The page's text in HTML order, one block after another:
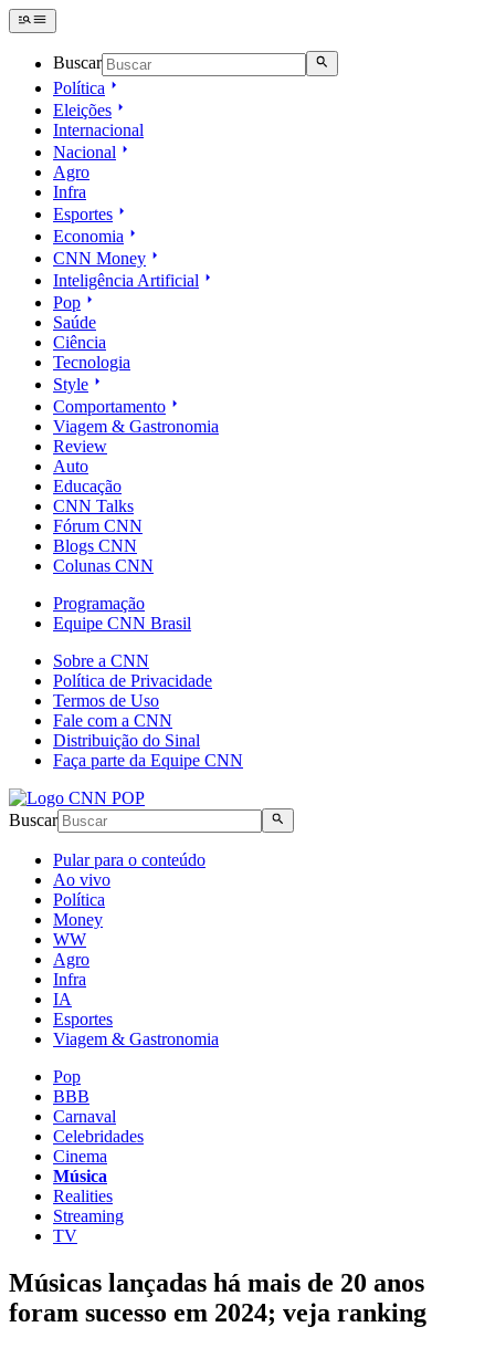
Buscar
Política
Eleições
Internacional
Nacional
Agro
Infra
Esportes
Economia
CNN Money
Inteligência Artificial
Pop
Saúde
Ciência
Tecnologia
Style
Comportamento
Viagem & Gastronomia
Review
Auto
Educação
CNN Talks
Fórum CNN
Blogs CNN
Colunas CNN
Programação
Equipe CNN Brasil
Sobre a CNN
Política de Privacidade
Termos de Uso
Fale com a CNN
Distribuição do Sinal
Faça parte da Equipe CNN
Buscar
Pular para o conteúdo
Ao vivo
Política
Money
WW
Agro
Infra
IA
Esportes
Viagem & Gastronomia
Pop
BBB
Carnaval
Celebridades
Cinema
Música
Realities
Streaming
TV
Músicas lançadas há mais de 20 anos
foram sucesso em 2024; veja ranking